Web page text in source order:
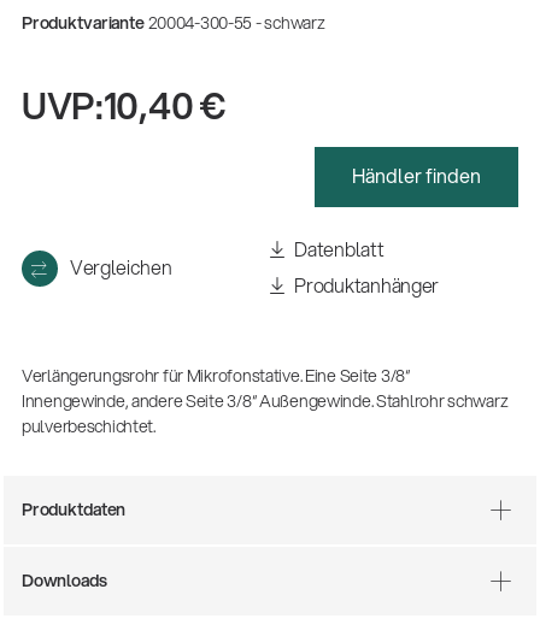
Produktvariante20004-300-55 - schwarz
UVP:10,40 €
Händler finden
Vergleichen
Datenblatt
Produktanhänger
Verlängerungsrohr für Mikrofonstative. Eine Seite 3/8“
Innengewinde, andere Seite 3/8“ Außengewinde. Stahlrohr schwarz
pulverbeschichtet.
Produktdaten
Downloads